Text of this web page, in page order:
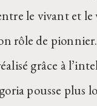
le vivant et
rôle de
grâce à
pousse plus